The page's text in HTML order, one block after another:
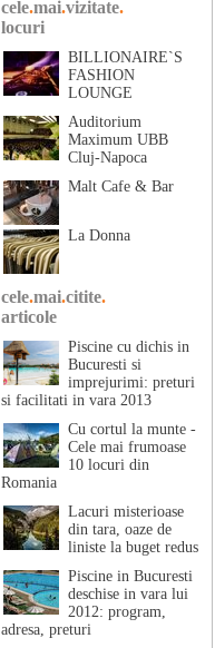
cele.mai.vizitate.
locuri
BILLIONAIRE`S
FASHION
LOUNGE
Auditorium
Maximum UBB
Cluj-Napoca
Malt Cafe & Bar
La Donna
cele.mai.citite.
articole
Piscine cu dichis in
Bucuresti si
imprejurimi: preturi
si facilitati in vara 2013
Cu cortul la munte -
Cele mai frumoase
10 locuri din
Romania
Lacuri misterioase
din tara, oaze de
liniste la buget redus
Piscine in Bucuresti
deschise in vara lui
2012: program,
adresa, preturi